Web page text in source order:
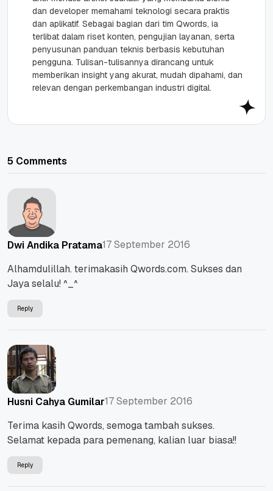
dan developer memahami teknologi secara praktis
dan aplikatif. Sebagai bagian dari tim Qwords, ia
terlibat dalam riset konten, pengujian layanan, serta
penyusunan panduan teknis berbasis kebutuhan
pengguna. Tulisan-tulisannya dirancang untuk
memberikan insight yang akurat, mudah dipahami, dan
relevan dengan perkembangan industri digital.
5 Comments
Dwi Andika Pratama17 September 2016
Alhamdulillah. terimakasih Qwords.com. Sukses dan
Jaya selalu! ^_^
Reply
Husni Cahya Gumilar17 September 2016
Terima kasih Qwords, semoga tambah sukses.
Selamat kepada para pemenang, kalian luar biasa!!
Reply